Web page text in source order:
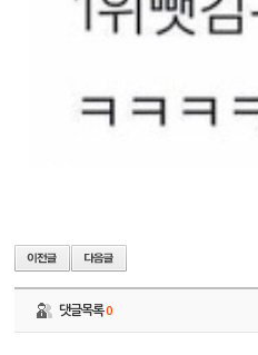
댓글목록0